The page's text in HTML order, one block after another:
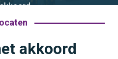
akkoord